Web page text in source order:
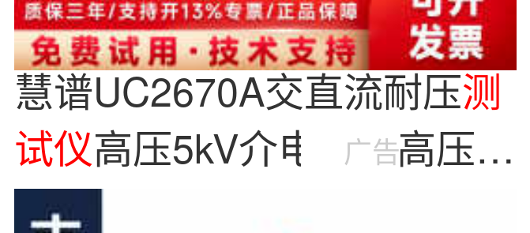
慧谱UC2670A交直流耐压测
试仪高压5kV介电强度高压击
穿耐压
广告